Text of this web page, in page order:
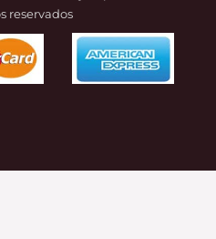
reservados